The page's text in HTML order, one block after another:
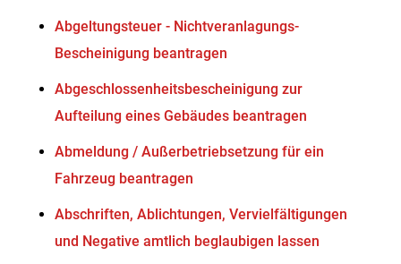
Abgeltungsteuer - Nichtveranlagungs-
Bescheinigung beantragen
Abgeschlossenheitsbescheinigung zur
Aufteilung eines Gebäudes beantragen
Abmeldung / Außerbetriebsetzung für ein
Fahrzeug beantragen
Abschriften, Ablichtungen, Vervielfältigungen
und Negative amtlich beglaubigen lassen